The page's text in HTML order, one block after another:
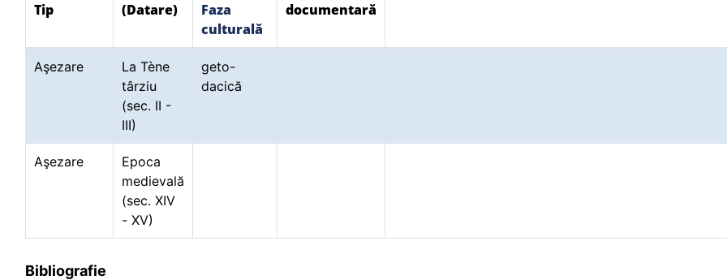
Tip
(Datare)
Faza
culturală
documentară
Aşezare
La Tène
târziu
(sec. II -
III)
geto-
dacică
Aşezare
Epoca
medievală
(sec. XIV
- XV)
Bibliografie